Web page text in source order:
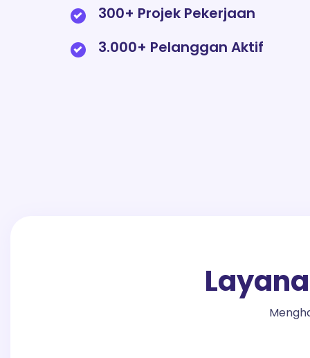
300+ Projek Pekerjaan
3.000+ Pelanggan Aktif